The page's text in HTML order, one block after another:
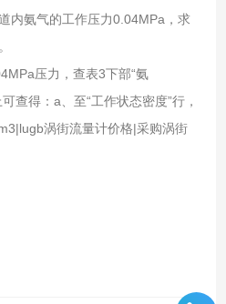
内氨气的工作压力0.04MPa，求
压力，查表3下部“氨
查得：a、至“工作状态密度”行，
涡街流量计价格|采购涡街